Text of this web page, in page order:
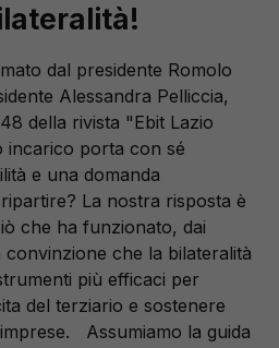
dal presidente Romolo
Alessandra Pelliccia,
della rivista "Ebit Lazio
porta con sé
e una domanda
La nostra risposta è
che ha funzionato, dai
convinzione che la bilateralità
più efficaci per
del terziario e sostenere
Assumiamo la guida